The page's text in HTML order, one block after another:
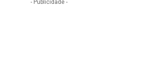
- Publicidade -